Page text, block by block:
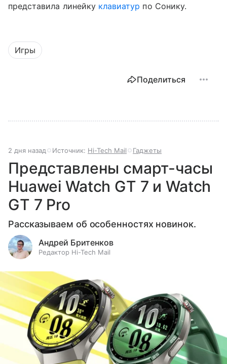
представила линейку клавиатур по Сонику.
Игры
Поделиться
2 дня назад Источник: Hi-Tech Mail Гаджеты
Представлены смарт-часы
Huawei Watch GT 7 и Watch
GT 7 Pro
Рассказываем об особенностях новинок.
Андрей Бритенков
Редактор Hi-Tech Mail